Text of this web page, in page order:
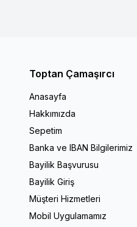
Toptan Çamaşırcı
Anasayfa
Hakkımızda
Sepetim
Banka ve IBAN Bilgilerimiz
Bayilik Başvurusu
Bayilik Giriş
Müşteri Hizmetleri
Mobil Uygulamamız